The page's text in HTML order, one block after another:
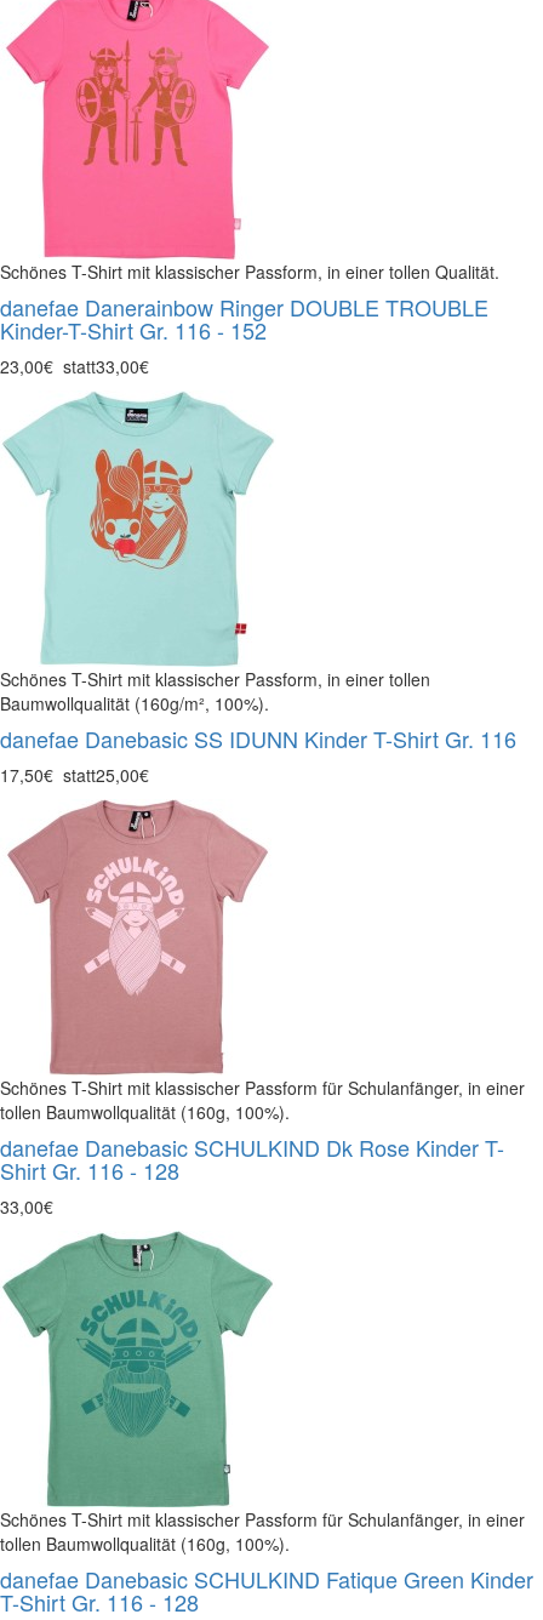
Schönes T-Shirt mit klassischer Passform, in einer tollen Qualität.
danefae Danerainbow Ringer DOUBLE TROUBLE
Kinder-T-Shirt Gr. 116 - 152
23,00€ statt33,00€
Schönes T-Shirt mit klassischer Passform, in einer tollen
Baumwollqualität (160g/m², 100%).
danefae Danebasic SS IDUNN Kinder T-Shirt Gr. 116
17,50€ statt25,00€
Schönes T-Shirt mit klassischer Passform für Schulanfänger, in einer
tollen Baumwollqualität (160g, 100%).
danefae Danebasic SCHULKIND Dk Rose Kinder T-
Shirt Gr. 116 - 128
33,00€
Schönes T-Shirt mit klassischer Passform für Schulanfänger, in einer
tollen Baumwollqualität (160g, 100%).
danefae Danebasic SCHULKIND Fatique Green Kinder
T-Shirt Gr. 116 - 128